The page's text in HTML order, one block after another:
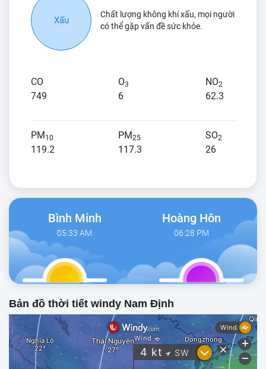
Xấu
Chất lượng không khí xấu, mọi người
có thể gặp vấn đề sức khỏe.
CO
749
O3
6
NO2
62.3
PM10
119.2
PM25
117.3
SO2
26
Bình Minh
05:33 AM
Hoàng Hôn
06:28 PM
Bản đồ thời tiết windy Nam Định